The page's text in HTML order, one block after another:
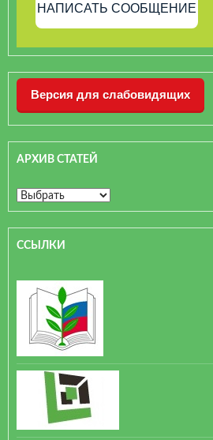
НАПИСАТЬ СООБЩЕНИЕ
Версия для слабовидящих
АРХИВ СТАТЕЙ
ССЫЛКИ